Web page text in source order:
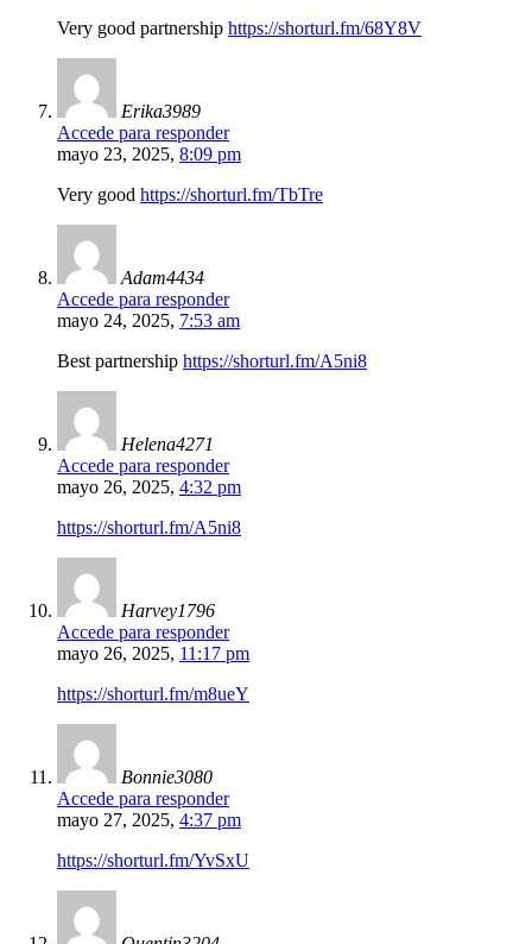
Very good partnership https://shorturl.fm/68Y8V
Erika3989
Accede para responder
mayo 23, 2025, 8:09 pm
Very good https://shorturl.fm/TbTre
Adam4434
Accede para responder
mayo 24, 2025, 7:53 am
Best partnership https://shorturl.fm/A5ni8
Helena4271
Accede para responder
mayo 26, 2025, 4:32 pm
https://shorturl.fm/A5ni8
Harvey1796
Accede para responder
mayo 26, 2025, 11:17 pm
https://shorturl.fm/m8ueY
Bonnie3080
Accede para responder
mayo 27, 2025, 4:37 pm
https://shorturl.fm/YvSxU